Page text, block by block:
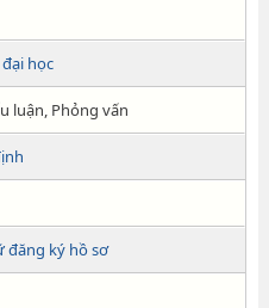
học
luận, Phỏng vấn
đăng ký hồ sơ